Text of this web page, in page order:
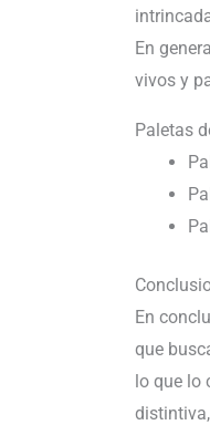
En
vivos y
Paletas
En
que
lo que lo